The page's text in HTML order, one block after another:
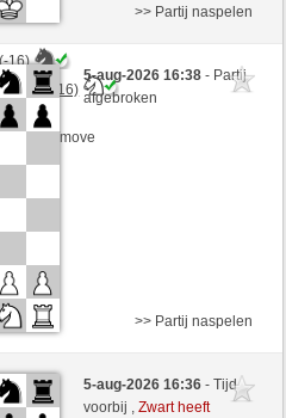
16)
(+16)
move
>> Partij naspelen
5-aug-2026 16:38- Partij
afgebroken
>> Partij naspelen
5-aug-2026 16:36- Tijd
voorbij ,Zwart heeft